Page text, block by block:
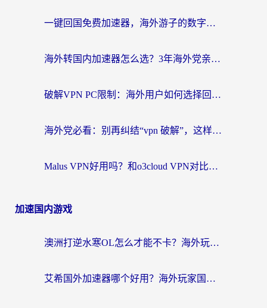
一键回国免费加速器，海外游子的数字归乡路
海外转国内加速器怎么选？3年海外党亲测指南，无缝刷剧玩游戏不再难
破解VPN PC限制：海外用户如何选择回国加速器实现无缝访问国内资源
海外党必看：别再纠结“vpn 破解”，这样选回国加速器才能真正无缝访问国内资源
Malus VPN好用吗？和o3cloud VPN对比哪个回国效果更好？
加速国内游戏
澳洲打逆水寒OL怎么才能不卡？海外玩家国服游戏加速终极指南（附梦幻模拟战地铁跑酷解决办法）
艾希国外加速器哪个好用？海外玩家国服游戏畅玩终极指南（附欧洲玩鸣潮街头篮球实测）